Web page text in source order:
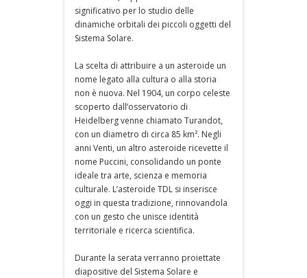
significativo per lo studio delle
dinamiche orbitali dei piccoli oggetti del
Sistema Solare.
La scelta di attribuire a un asteroide un
nome legato alla cultura o alla storia
non è nuova. Nel 1904, un corpo celeste
scoperto dall’osservatorio di
Heidelberg venne chiamato Turandot,
con un diametro di circa 85 km². Negli
anni Venti, un altro asteroide ricevette il
nome Puccini, consolidando un ponte
ideale tra arte, scienza e memoria
culturale. L’asteroide TDL si inserisce
oggi in questa tradizione, rinnovandola
con un gesto che unisce identità
territoriale e ricerca scientifica.
Durante la serata verranno proiettate
diapositive del Sistema Solare e